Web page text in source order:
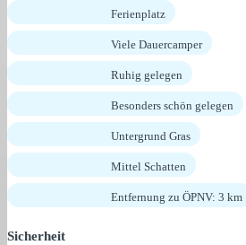
Ferienplatz
Viele Dauercamper
Ruhig gelegen
Besonders schön gelegen
Untergrund Gras
Mittel Schatten
Entfernung zu ÖPNV: 3 km
Sicherheit